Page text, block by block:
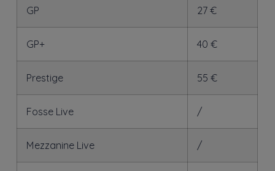
GP 27 €
GP+ 40 €
Prestige 55 €
Fosse Live /
Mezzanine Live /